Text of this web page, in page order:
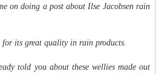
on doing a post about Ilse Jacobsen rain
its great quality in rain products.
told you about these wellies made out